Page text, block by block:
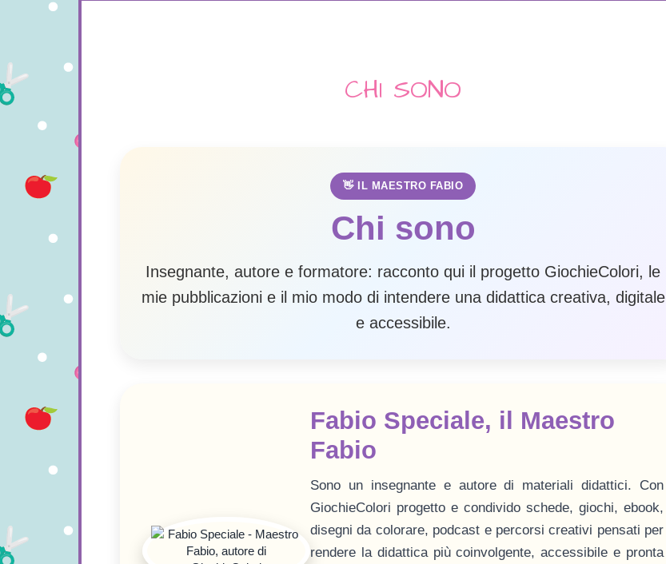
CHI SONO
👋 IL MAESTRO FABIO
Chi sono
Insegnante, autore e formatore: racconto qui il progetto GiochieColori, le
mie pubblicazioni e il mio modo di intendere una didattica creativa, digitale
e accessibile.
Fabio Speciale, il Maestro
Fabio
Sono un insegnante e autore di materiali didattici. Con
GiochieColori progetto e condivido schede, giochi, ebook,
disegni da colorare, podcast e percorsi creativi pensati per
rendere la didattica più coinvolgente, accessibile e pronta